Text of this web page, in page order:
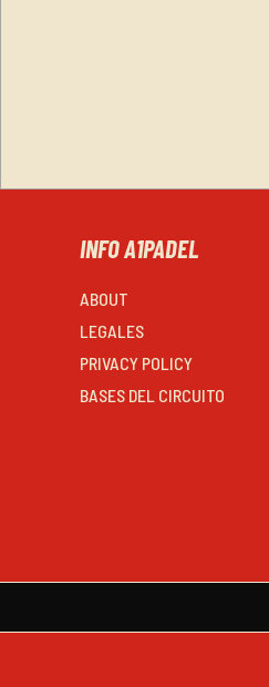
INFO A1PADEL
ABOUT
LEGALES
PRIVACY POLICY
BASES DEL CIRCUITO